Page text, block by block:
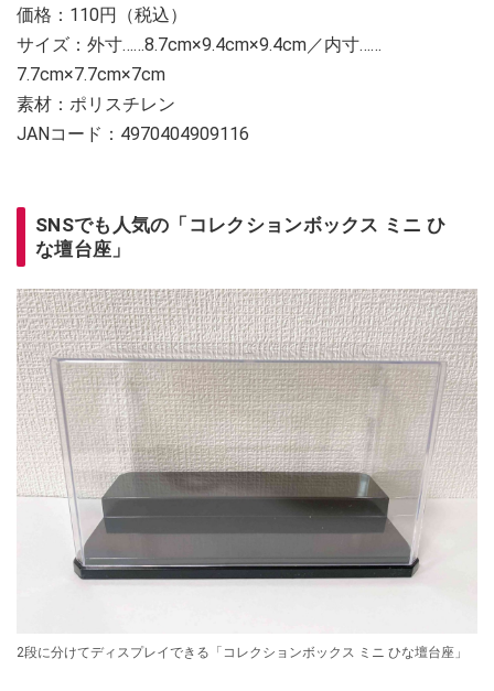
価格：110円（税込）
サイズ：外寸……8.7cm×9.4cm×9.4cm／内寸……
7.7cm×7.7cm×7cm
素材：ポリスチレン
JANコード：4970404909116
SNSでも人気の「コレクションボックス ミニ ひ
な壇台座」
2段に分けてディスプレイできる「コレクションボックス ミニ ひな壇台座」